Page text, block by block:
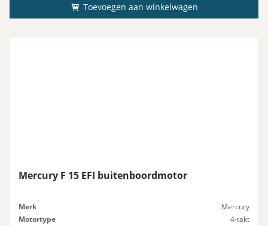
Toevoegen aan winkelwagen
Mercury F 15 EFI buitenboordmotor
Merk
Mercury
Motortype
4-takt